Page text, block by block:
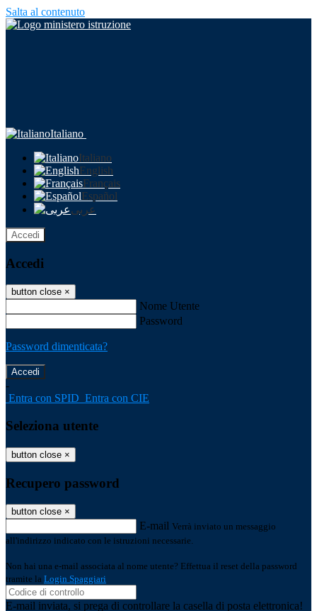
Salta al contenuto
Italiano
Italiano
English
Français
Español
عربى
Accedi
Accedi
button close ×
Nome Utente
Password
Password dimenticata?
-
Entra con SPID Entra con CIE
Seleziona utente
button close ×
Recupero password
button close ×
E-mail Verrà inviato un messaggio
all'indirizzo indicato con le istruzioni necessarie.
Non hai una e-mail associata al nome utente? Effettua il reset della password
tramite la Login Spaggiari
E-mail inviata, si prega di controllare la casella di posta elettronica!